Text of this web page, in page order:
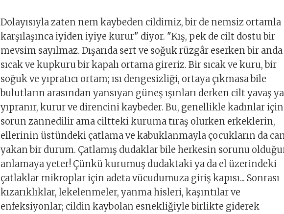
Dolayısıyla zaten nem kaybeden cildimiz, bir de nemsiz ortamla
karşılaşınca iyiden iyiye kurur" diyor. "Kış, pek de cilt dostu bir
mevsim sayılmaz. Dışarıda sert ve soğuk rüzgâr eserken bir anda
sıcak ve kupkuru bir kapalı ortama gireriz. Bir sıcak ve kuru, bir
soğuk ve yıpratıcı ortam; ısı dengesizliği, ortaya çıkmasa bile
bulutların arasından yansıyan güneş ışınları derken cilt yavaş
yıpranır, kurur ve direncini kaybeder. Bu, genellikle kadınlar için
sorun zannedilir ama ciltteki kuruma tıraş olurken erkeklerin,
ellerinin üstündeki çatlama ve kabuklanmayla çocukların da
yakan bir durum. Çatlamış dudaklar bile herkesin sorunu
anlamaya yeter! Çünkü kurumuş dudaktaki ya da el üzerindeki
çatlaklar mikroplar için adeta vücudumuza giriş kapısı... Sonrası
kızarıklıklar, lekelenmeler, yanma hisleri, kaşıntılar ve
enfeksiyonlar; cildin kaybolan esnekliğiyle birlikte giderek